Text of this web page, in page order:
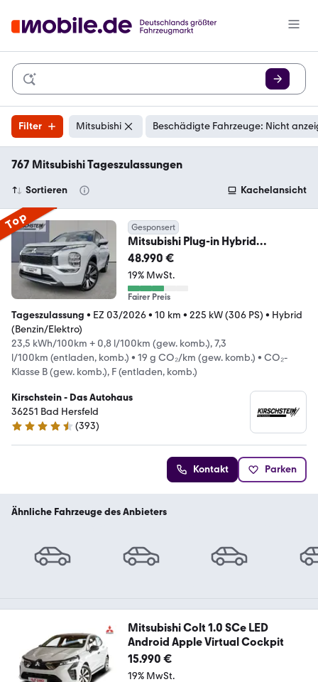
Filter Mitsubishi Beschädigte Fahrzeuge: Nicht
767 Mitsubishi Tageszulassungen
Sortieren Kachelansicht
Top Gesponsert
Mitsubishi Plug-in Hybrid
Outlander Diamant Top 4WD
Luxury
48.990 €
19% MwSt.
Fairer Preis
Tageszulassung • EZ 03/2026• 10 km • 225 kW (306 PS) • Hybrid
(Benzin/Elektro)
23,5 kWh/100km + 0,8 l/100km (gew. komb.), 7,3
l/100km (entladen, komb.) • 19 g CO₂/km (gew. komb.) • CO₂-
Klasse B (gew. komb.), F (entladen, komb.)
Kirschstein - Das Autohaus
36251 Bad Hersfeld
4.7 Sterne
(393)
Kontakt Parken
Ähnliche Fahrzeuge des Anbieters
Mitsubishi Colt 1.0 SCe LED
Android Apple Virtual Cockpit
15.990 €
19% MwSt.